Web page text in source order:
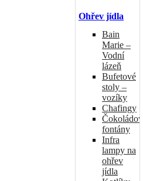
Ohřev jídla
Bain
Marie –
Vodní
lázeň
Bufetové
stoly –
vozíky
Chafingy
Čokoládové
fontány
Infra
lampy na
ohřev
jídla